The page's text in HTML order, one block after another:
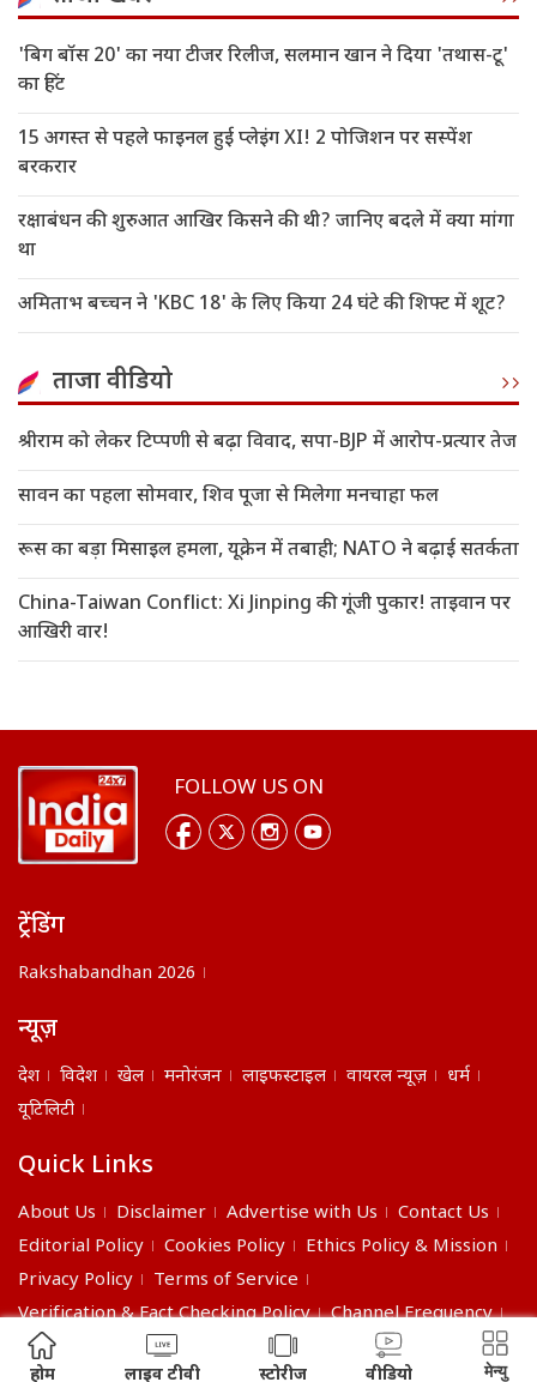
'बिग बॉस 20' का नया टीजर रिलीज, सलमान खान ने दिया 'तथास-टू'
का हिंट
15 अगस्त से पहले फाइनल हुई प्लेइंग XI! 2 पोजिशन पर सस्पेंश
बरकरार
रक्षाबंधन की शुरुआत आखिर किसने की थी? जानिए बदले में क्या मांगा
था
अमिताभ बच्चन ने 'KBC 18' के लिए किया 24 घंटे की शिफ्ट में शूट?
ताजा वीडियो
श्रीराम को लेकर टिप्पणी से बढ़ा विवाद, सपा-BJP में आरोप-प्रत्यार तेज
सावन का पहला सोमवार, शिव पूजा से मिलेगा मनचाहा फल
रूस का बड़ा मिसाइल हमला, यूक्रेन में तबाही; NATO ने बढ़ाई सतर्कता
China-Taiwan Conflict: Xi Jinping की गूंजी पुकार! ताइवान पर
आखिरी वार!
FOLLOW US ON
ट्रेंडिंग
Rakshabandhan 2026
न्यूज़
देश विदेश खेल मनोरंजन लाइफस्टाइल वायरल न्यूज़
धर्म
यूटिलिटी
Quick Links
About Us Disclaimer Advertise with Us
Contact Us
Editorial Policy
Cookies Policy
Ethics Policy & Mission
Privacy Policy
Terms of Service
Verification & Fact Checking Policy
Channel Frequency
©2026 India Daily. All right reserved.
होम लाइव टीवी स्टोरीज वीडियो मेन्यु